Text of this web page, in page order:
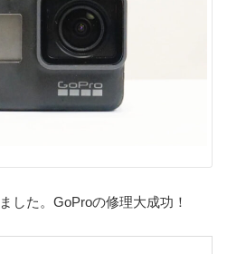
した。GoProの修理大成功！